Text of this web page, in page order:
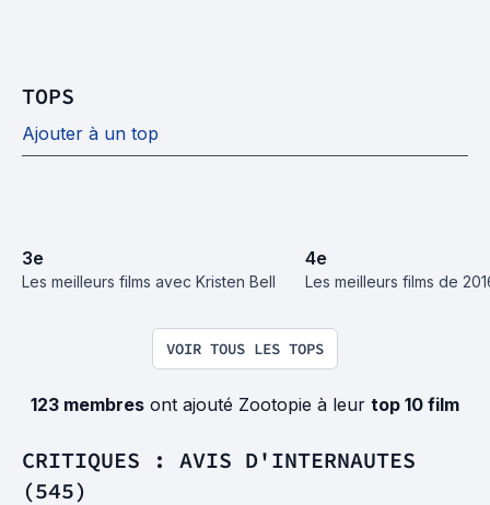
TOPS
Ajouter à un top
3e
Les meilleurs films avec Kristen Bell
4e
Les meilleurs films de
VOIR TOUS LES TOPS
123 membres ont ajouté Zootopie à leur top 10 film
CRITIQUES : AVIS D'INTERNAUTES
(545)